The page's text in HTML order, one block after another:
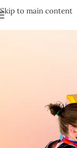
Skip to main content